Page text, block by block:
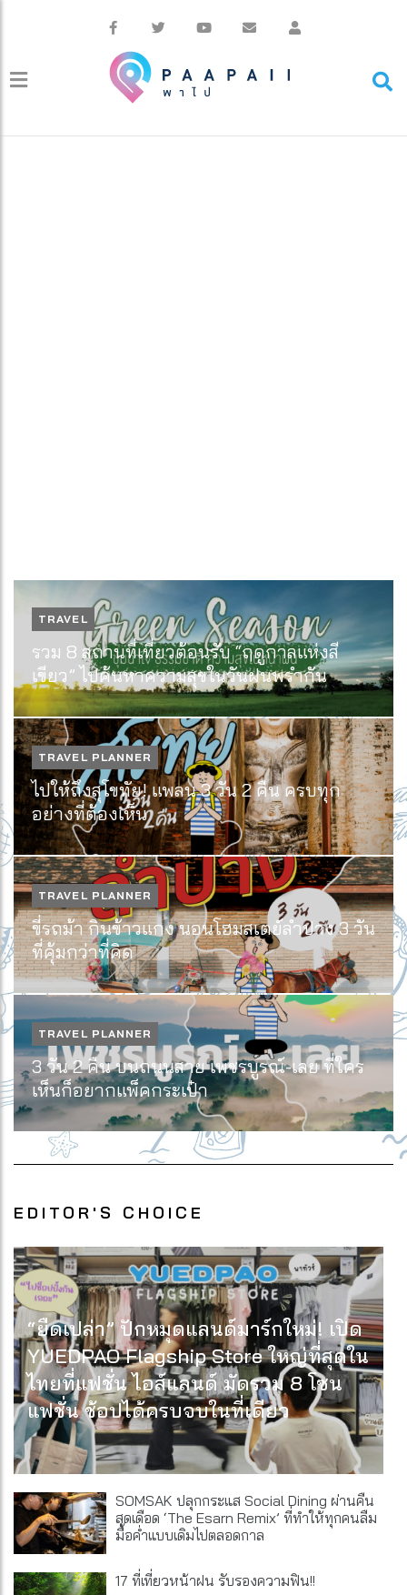
TRAVEL
รวม 8 สถานที่เที่ยวต้อนรับ “ฤดูกาลแห่งสี
เขียว” ไปค้นหาความสุขในวันฝนพรำกัน
TRAVEL PLANNER
ไปให้ถึงสุโขทัย! แพลน 3 วัน 2 คืน ครบทุก
อย่างที่ต้องเห็น
TRAVEL PLANNER
ขี่รถม้า กินข้าวแกง นอนโฮมสเตย์ลำปาง 3 วัน
ที่คุ้มกว่าที่คิด
TRAVEL PLANNER
3 วัน 2 คืน บนถนนสาย เพชรบูรณ์-เลย ที่ใคร
เห็นก็อยากแพ็คกระเป๋า
EDITOR'S CHOICE
“ยืดเปล่า” ปักหมุดแลนด์มาร์กใหม่! เปิด
YUEDPAO Flagship Store ใหญ่ที่สุดใน
ไทยที่แฟชั่น ไอส์แลนด์ มัดรวม 8 โซน
แฟชั่น ช้อปได้ครบจบในที่เดียว
SOMSAK ปลุกกระแส Social Dining ผ่านคืน
สุดเดือด ‘The Esarn Remix’ ที่ทำให้ทุกคนลืม
มื้อค่ำแบบเดิมไปตลอดกาล
17 ที่เที่ยวหน้าฝน รับรองความฟิน!!